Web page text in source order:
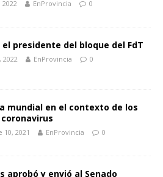
EnProvincia 0
el presidente del bloque del FdT
EnProvincia 0
mundial en el contexto de los
2021 EnProvincia 0
aprobó y envió al Senado